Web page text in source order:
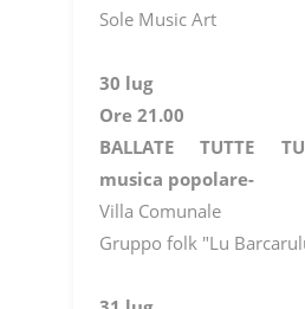
Sole Music Art
30 lug
Ore 21.00
BALLATE TUTTE
musica popolare-
Villa Comunale
Gruppo folk "Lu